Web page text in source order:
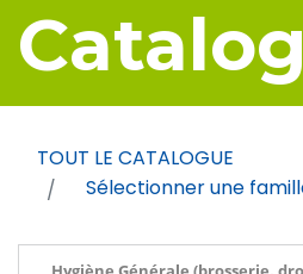
TOUT LE CATALOGUE
Sélectionner une